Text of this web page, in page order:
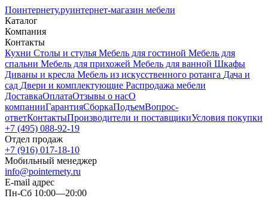
Поинтернету.руинтернет-магазин мебели
Каталог
Компания
Контакты
Кухни Столы и стулья Мебель для гостиной Мебель для
спальни Мебель для прихожей Мебель для ванной Шкафы
Диваны и кресла Мебель из искусственного ротанга Дача и
сад Двери и комплектующие Распродажа мебели
ДоставкаОплатаОтзывы о насО
компанииГарантияСборкаПодъемВопрос-
ответКонтактыПроизводители и поставщикиУсловия покупки
+7 (495) 088-92-19
Отдел продаж
+7 (916) 017-18-10
Мобильный менеджер
info@pointernety.ru
E-mail адрес
Пн-Сб 10:00—20:00